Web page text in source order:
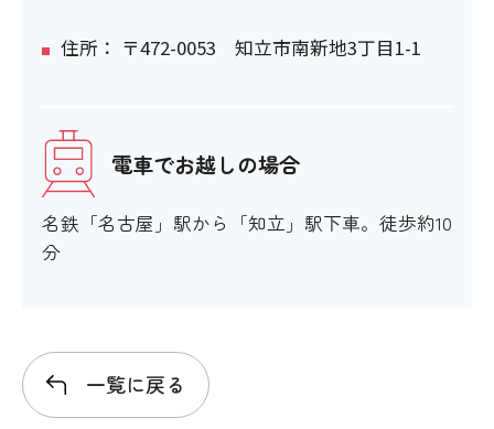
住所： 〒472-0053 知立市南新地3丁目1-1
電車でお越しの場合
名鉄「名古屋」駅から「知立」駅下車。徒歩約10
分
一覧に戻る